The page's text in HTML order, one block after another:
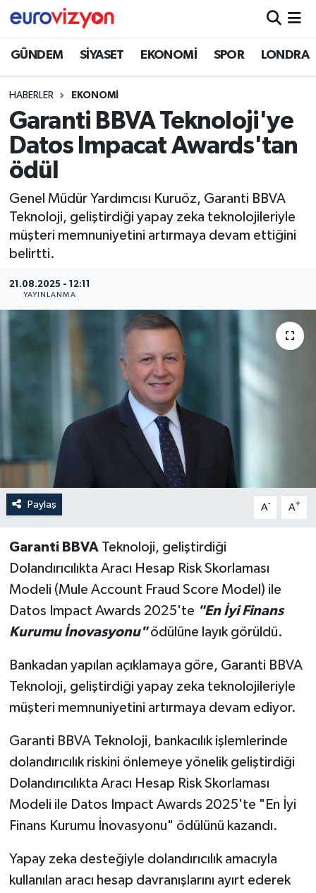
GÜNDEM SİYASET EKONOMİ SPOR LONDRA
HABERLER EKONOMİ
Garanti BBVA Teknoloji'ye
Datos Impacat Awards'tan
ödül
Genel Müdür Yardımcısı Kuruöz, Garanti BBVA
Teknoloji, geliştirdiği yapay zeka teknolojileriyle
müşteri memnuniyetini artırmaya devam ettiğini
belirtti.
21.08.2025 - 12:11
YAYINLANMA
Paylaş A- A+
Garanti BBVA Teknoloji, geliştirdiği
Dolandırıcılıkta Aracı Hesap Risk Skorlaması
Modeli (Mule Account Fraud Score Model) ile
Datos Impact Awards 2025'te "En İyi Finans
Kurumu İnovasyonu"ödülüne layık görüldü.
Bankadan yapılan açıklamaya göre, Garanti BBVA
Teknoloji, geliştirdiği yapay zeka teknolojileriyle
müşteri memnuniyetini artırmaya devam ediyor.
Garanti BBVA Teknoloji, bankacılık işlemlerinde
dolandırıcılık riskini önlemeye yönelik geliştirdiği
Dolandırıcılıkta Aracı Hesap Risk Skorlaması
Modeli ile Datos Impact Awards 2025'te "En İyi
Finans Kurumu İnovasyonu" ödülünü kazandı.
Yapay zeka desteğiyle dolandırıcılık amacıyla
kullanılan aracı hesap davranışlarını ayırt ederek